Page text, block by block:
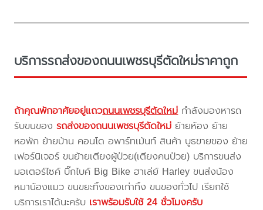
บริการรถส่งของถนนเพชรบุรีตัดใหม่ราคาถูก
ถ้าคุณพักอาศัยอยู่แถวถนนเพชรบุรีตัดใหม่ กำลังมองหารถ
รับขนของรถส่งของถนนเพชรบุรีตัดใหม่ ย้ายห้อง ย้าย
หอพัก ย้ายบ้าน คอนโด อพาร์ทเม้นท์ สินค้า บูธขายของ ย้าย
เฟอร์นิเจอร์ ขนย้ายเตียงผู้ป่วย(เตียงคนป่วย) บริการขนส่ง
มอเตอร์ไซค์ บิ๊กไบค์ Big Bike ฮาเล่ย์ Harley ขนส่งน้อง
หมาน้องแมว ขนขยะทิ้งของเก่าทิ้ง ขนของทั่วไป เรียกใช้
บริการเราได้นะครับ เราพร้อมรับใช้ 24 ชั่วโมงครับ